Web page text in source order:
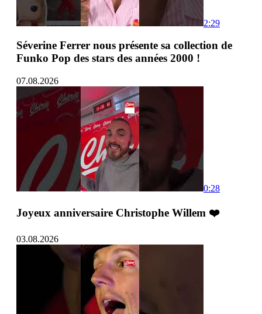
2:29
Séverine Ferrer nous présente sa collection de
Funko Pop des stars des années 2000 !
07.08.2026
0:28
Joyeux anniversaire Christophe Willem ❤️
03.08.2026